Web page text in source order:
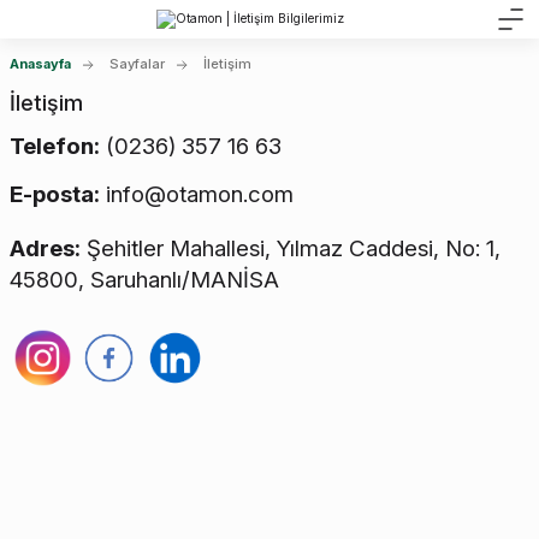
Anasayfa Sayfalar İletişim
İletişim
Telefon: (0236) 357 16 63
E-posta: info@otamon.com
Adres: Şehitler Mahallesi, Yılmaz Caddesi, No: 1,
45800, Saruhanlı/MANİSA